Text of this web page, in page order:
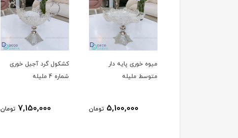
کشکول گرد آجیل خوری
شماره 4 ملیله
7,150,000 تومان
کشکول گرد شکلات خوری
شماره 2 ملیله
3,650,000 تومان